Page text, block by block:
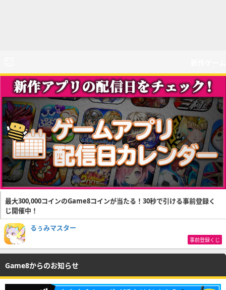
最大300,000コインのGame8コインが当たる！30秒で引ける事前登録く
じ開催中！
るぅみマスター
事前登録くじ
Game8からのお知らせ